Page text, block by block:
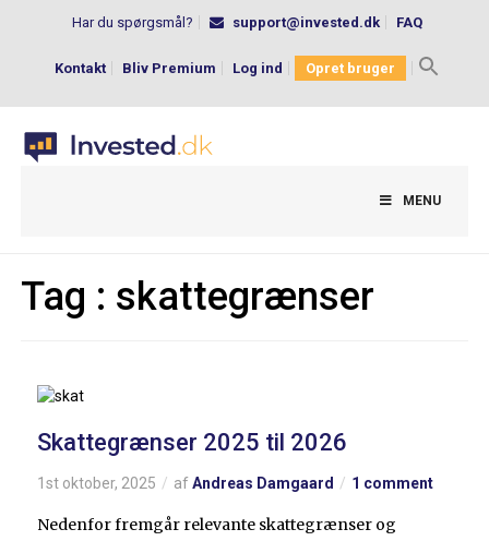
Har du spørgsmål? support@invested.dk FAQ
Kontakt Bliv Premium Log ind Opret bruger
Search
MENU
Tag : skattegrænser
Skattegrænser 2025 til 2026
1st oktober, 2025 afAndreas Damgaard 1 comment
Nedenfor fremgår relevante skattegrænser og